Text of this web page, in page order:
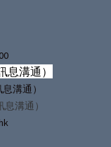
息溝通）
溝通）
溝通）